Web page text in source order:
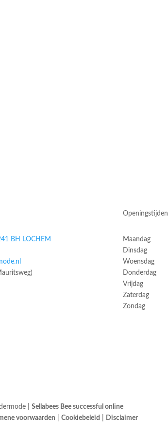
BH LOCHEM
Openingstijden
Maandag
Dinsdag
Woensdag
Donderdag
Vrijdag
Zaterdag
Zondag
|Sellabees Bee successful online
voorwaarden |Cookiebeleid Disclaimer